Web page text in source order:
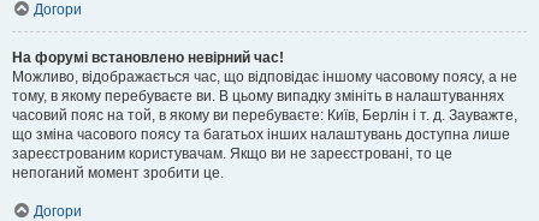
Догори
На форумі встановлено невірний час!
Можливо, відображається час, що відповідає іншому часовому поясу, а не
тому, в якому перебуваєте ви. В цьому випадку змініть в налаштуваннях
часовий пояс на той, в якому ви перебуваєте: Київ, Берлін і т. д. Зауважте,
що зміна часового поясу та багатьох інших налаштувань доступна лише
зареєстрованим користувачам. Якщо ви не зареєстровані, то це
непоганий момент зробити це.
Догори